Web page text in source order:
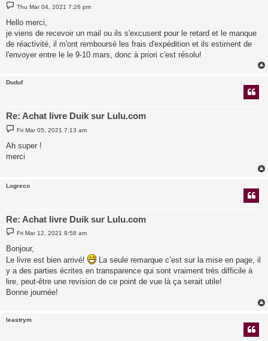
P
o
s
t
Thu Mar 04, 2021 7:26 pm
Hello merci,
je viens de recevoir un mail ou ils s'excusent pour le retard et le manque
de réactivité, il m'ont remboursé les frais d'expédition et ils estiment de
l'envoyer entre le le 9-10 mars, donc à priori c'est résolu!
Duduf
Re: Achat livre Duik sur Lulu.com
P
o
t
Fri Mar 05, 2021 7:13 am
Ah super !
merci
Logreco
Re: Achat livre Duik sur Lulu.com
P
o
t
Fri Mar 12, 2021 9:58 am
Bonjour,
Le livre est bien arrivé!
La seule remarque c’est sur la mise en page, il
y a des parties écrites en transparence qui sont vraiment très difficile à
lire, peut-être une revision de ce point de vue là ça serait utile!
Bonne journée!
leastrym